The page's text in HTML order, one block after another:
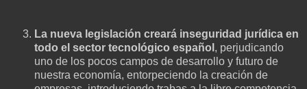
La nueva legislación creará inseguridad jurídica en
todo el sector tecnológico español , perjudicando
uno de los pocos campos de desarrollo y futuro de
nuestra economía, entorpeciendo la creación de